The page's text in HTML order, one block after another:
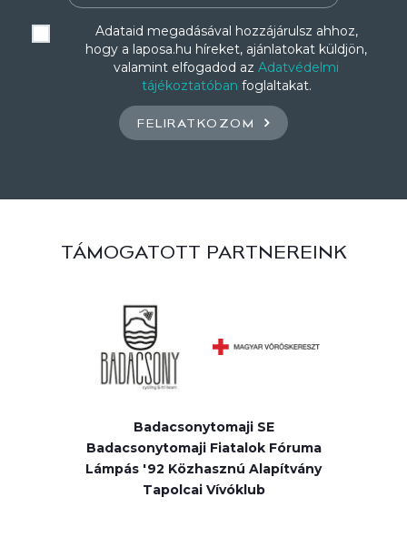
Adataid megadásával hozzájárulsz ahhoz,
hogy a laposa.hu híreket, ajánlatokat küldjön,
valamint elfogadod az Adatvédelmi
tájékoztatóban foglaltakat.
FELIRATKOZOM
TÁMOGATOTT PARTNEREINK
Badacsonytomaji SE
Badacsonytomaji Fiatalok Fóruma
Lámpás '92 Közhasznú Alapítvány
Tapolcai Vívóklub